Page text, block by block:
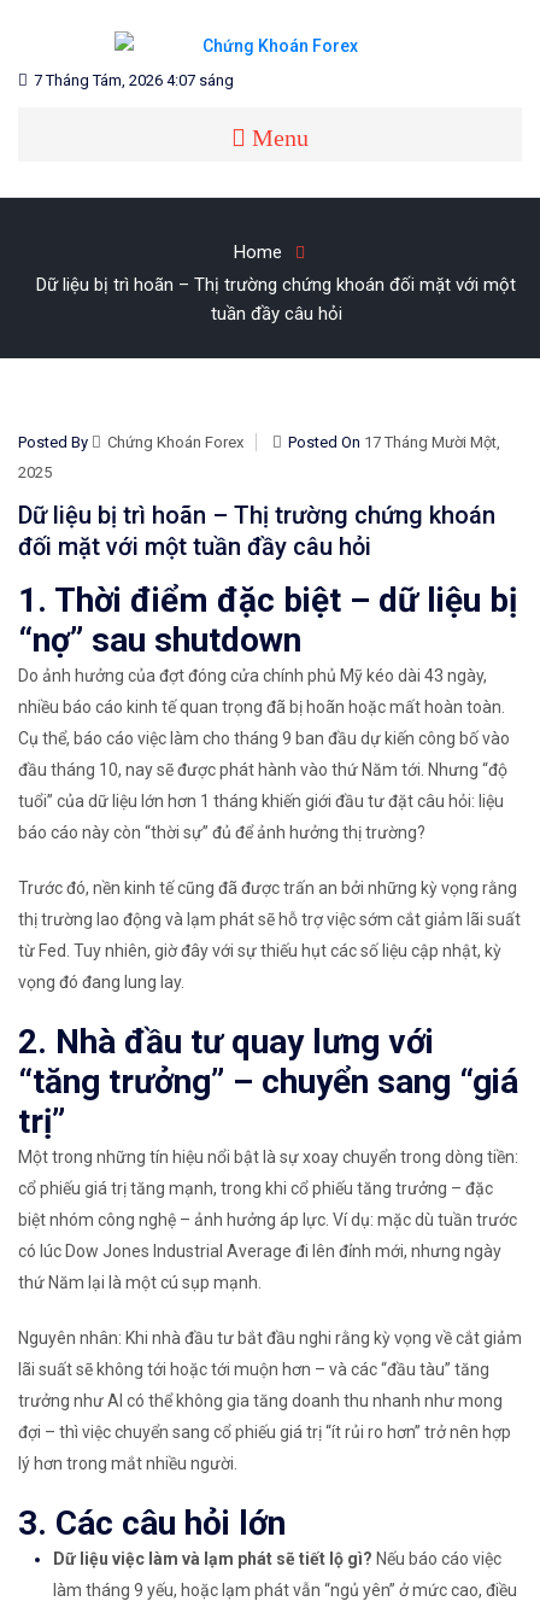
content
CHỨNG KHOÁN FOREX
Blog chia sẻ về Chứng Khoán và Forex
7 Tháng Tám, 2026 4:07 sáng
Menu
Home
Dữ liệu bị trì hoãn – Thị trường chứng khoán đối mặt với một
tuần đầy câu hỏi
Posted By Chứng Khoán Forex Posted On 17 Tháng Mười Một,
2025
Dữ liệu bị trì hoãn – Thị trường chứng khoán
đối mặt với một tuần đầy câu hỏi
1. Thời điểm đặc biệt – dữ liệu bị
“nợ” sau shutdown
Do ảnh hưởng của đợt đóng cửa chính phủ Mỹ kéo dài 43 ngày,
nhiều báo cáo kinh tế quan trọng đã bị hoãn hoặc mất hoàn toàn.
Cụ thể, báo cáo việc làm cho tháng 9 ban đầu dự kiến công bố vào
đầu tháng 10, nay sẽ được phát hành vào thứ Năm tới. Nhưng “độ
tuổi” của dữ liệu lớn hơn 1 tháng khiến giới đầu tư đặt câu hỏi: liệu
báo cáo này còn “thời sự” đủ để ảnh hưởng thị trường?
Trước đó, nền kinh tế cũng đã được trấn an bởi những kỳ vọng rằng
thị trường lao động và lạm phát sẽ hỗ trợ việc sớm cắt giảm lãi suất
từ Fed. Tuy nhiên, giờ đây với sự thiếu hụt các số liệu cập nhật, kỳ
vọng đó đang lung lay.
2. Nhà đầu tư quay lưng với
“tăng trưởng” – chuyển sang “giá
trị”
Một trong những tín hiệu nổi bật là sự xoay chuyển trong dòng tiền:
cổ phiếu giá trị tăng mạnh, trong khi cổ phiếu tăng trưởng – đặc
biệt nhóm công nghệ – ảnh hưởng áp lực. Ví dụ: mặc dù tuần trước
có lúc Dow Jones Industrial Average đi lên đỉnh mới, nhưng ngày
thứ Năm lại là một cú sụp mạnh.
Nguyên nhân: Khi nhà đầu tư bắt đầu nghi rằng kỳ vọng về cắt giảm
lãi suất sẽ không tới hoặc tới muộn hơn – và các “đầu tàu” tăng
trưởng như AI có thể không gia tăng doanh thu nhanh như mong
đợi – thì việc chuyển sang cổ phiếu giá trị “ít rủi ro hơn” trở nên hợp
lý hơn trong mắt nhiều người.
3. Các câu hỏi lớn
Dữ liệu việc làm và lạm phát sẽ tiết lộ gì? Nếu báo cáo việc
làm tháng 9 yếu, hoặc lạm phát vẫn “ngủ yên” ở mức cao, điều